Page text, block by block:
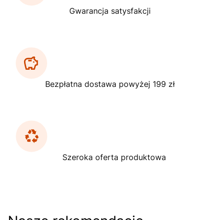
Gwarancja satysfakcji
Bezpłatna dostawa powyżej 199 zł
Szeroka oferta produktowa